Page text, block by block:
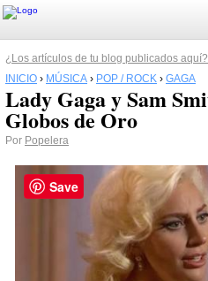
¿Los artículos de tu blog publicados
INICIO › MÚSICA › POP / ROCK › GAGA
Lady Gaga y Sam
Globos de Oro
Por Popelera
Save